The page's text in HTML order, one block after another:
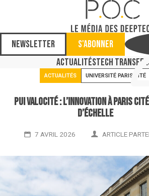
Newsletter
S'abonner
ActualitésTech Transfer
ACTUALITÉS UNIVERSITÉ PARIS CITÉ
PUI ValoCité : l’innovation à Paris
d’échelle
7 AVRIL 2026 ARTICLE